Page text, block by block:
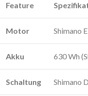
Feature
Motor Shimano
Akku 630 Wh
Schaltung Shimano